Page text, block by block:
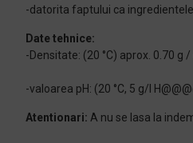
-datorita faptului ca
Date tehnice:
-Densitate: (20 °C) aprox. 0.70 g /
-valoarea pH: (20 °C, 5 g/l
Atentionari: A nu se lasa la